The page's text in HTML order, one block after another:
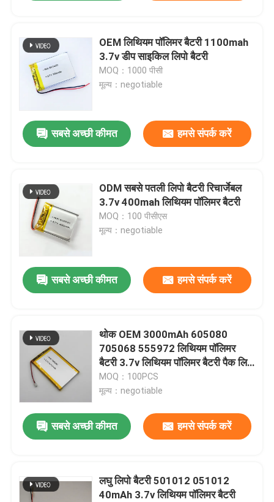
OEM लिथियम पॉलिमर बैटरी 1100mah
3.7v डीप साइकिल लिपो बैटरी
MOQ：1000 पीसी
मूल्य：negotiable
सबसे अच्छी कीमत हमसे संपर्क करें
ODM सबसे पतली लिपो बैटरी रिचार्जेबल
3.7v 400mah लिथियम पॉलिमर बैटरी
MOQ：100 पीसीएस
मूल्य：negotiable
सबसे अच्छी कीमत हमसे संपर्क करें
थोक OEM 3000mAh 605080
705068 555972 लिथियम पॉलिमर
बैटरी 3.7v लिथियम पॉलिमर बैटरी पैक लिपो
बैटरी 3.7V
MOQ：100PCS
मूल्य：negotiable
सबसे अच्छी कीमत हमसे संपर्क करें
लघु लिपो बैटरी 501012 051012
40mAh 3.7v लिथियम पॉलिमर बैटरी